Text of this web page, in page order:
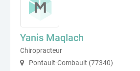
Yanis Maqlach
Chiropracteur
Pontault-Combault (77340)